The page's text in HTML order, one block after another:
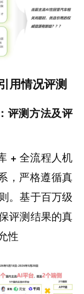
用情况评测
评测方法及评
+ 全流程人机
，严格遵循真
。基于百万级
评测结果的真
性